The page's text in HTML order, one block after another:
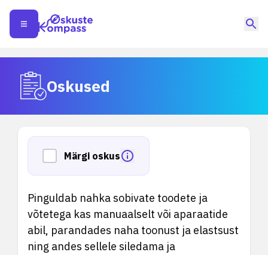
Oskused
Märgi oskus
Pinguldab nahka sobivate toodete ja
võtetega kas manuaalselt või aparaatide
abil, parandades naha toonust ja elastsust
ning andes sellele siledama ja